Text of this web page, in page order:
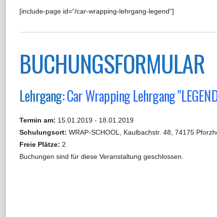
[include-page id=“/car-wrapping-lehrgang-legend“]
BUCHUNGSFORMULAR
Lehrgang:Car Wrapping Lehrgang
Termin am: 15.01.2019 - 18.01.2019
Schulungsort: WRAP-SCHOOL, Kaulbachstr. 48, 74175
Freie Plätze: 2
Buchungen sind für diese Veranstaltung geschlossen.